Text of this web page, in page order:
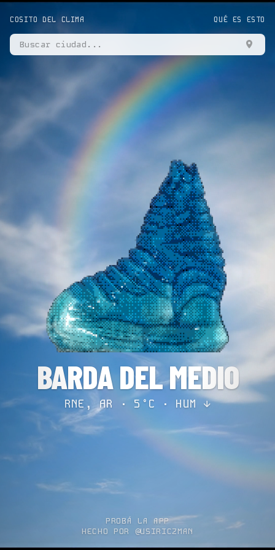
COSITO DEL CLIMA QUÉ ES ESTO
BARDA DEL MEDIO
RNE, AR · 5°C · HUM ↓
PROBÁ LA APP
HECHO POR @USIRICZMAN